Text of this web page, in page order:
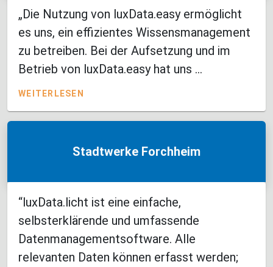
„Die Nutzung von luxData.easy ermöglicht
es uns, ein effizientes Wissensmanagement
zu betreiben. Bei der Aufsetzung und im
Betrieb von luxData.easy hat uns ...
WEITERLESEN
Stadtwerke Forchheim
“luxData.licht ist eine einfache,
selbsterklärende und umfassende
Datenmanagementsoftware. Alle
relevanten Daten können erfasst werden;